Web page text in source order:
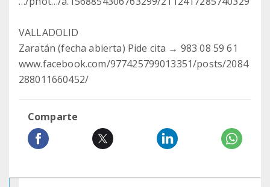
VALLADOLID
Zaratán (fecha abierta) Pide cita → 983 08 59 61
www.facebook.com/977425799013351/posts/2084
288011660452/
Comparte